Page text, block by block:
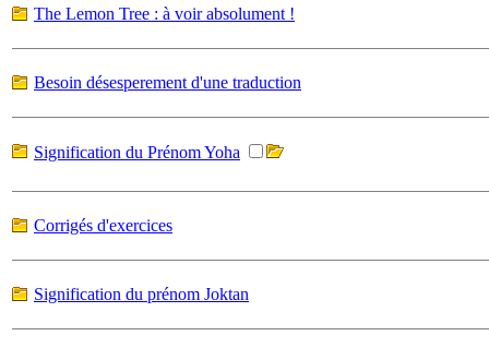
The Lemon Tree : à voir absolument !
Besoin désesperement d'une traduction
Signification du Prénom Yoha
Corrigés d'exercices
Signification du prénom Joktan